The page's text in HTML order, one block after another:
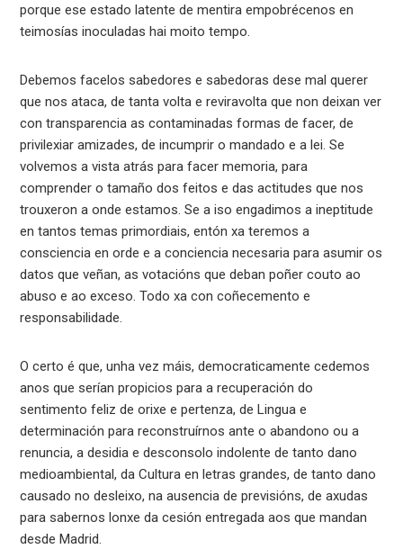
porque ese estado latente de mentira empobrécenos en
teimosías inoculadas hai moito tempo.
Debemos facelos sabedores e sabedoras dese mal querer
que nos ataca, de tanta volta e reviravolta que non deixan ver
con transparencia as contaminadas formas de facer, de
privilexiar amizades, de incumprir o mandado e a lei. Se
volvemos a vista atrás para facer memoria, para
comprender o tamaño dos feitos e das actitudes que nos
trouxeron a onde estamos. Se a iso engadimos a ineptitude
en tantos temas primordiais, entón xa teremos a
consciencia en orde e a conciencia necesaria para asumir os
datos que veñan, as votacións que deban poñer couto ao
abuso e ao exceso. Todo xa con coñecemento e
responsabilidade.
O certo é que, unha vez máis, democraticamente cedemos
anos que serían propicios para a recuperación do
sentimento feliz de orixe e pertenza, de Lingua e
determinación para reconstruírnos ante o abandono ou a
renuncia, a desidia e desconsolo indolente de tanto dano
medioambiental, da Cultura en letras grandes, de tanto dano
causado no desleixo, na ausencia de previsións, de axudas
para sabernos lonxe da cesión entregada aos que mandan
desde Madrid.